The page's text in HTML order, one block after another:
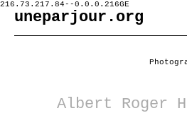
216.73.217.84--0.0.0.216GE
uneparjour.org
Albert Roger